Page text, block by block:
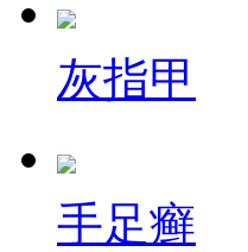
灰指甲
手足癣